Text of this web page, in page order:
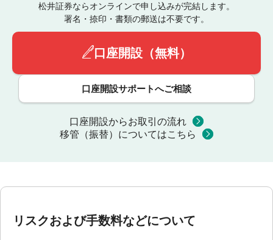
松井証券ならオンラインで申し込みが完結します。
署名・捺印・書類の郵送は不要です。
口座開設（無料）
口座開設サポートへご相談
口座開設からお取引の流れ
移管（振替）についてはこちら
リスクおよび手数料などについて